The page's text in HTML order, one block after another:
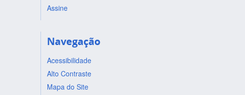
Assine
Navegação
Acessibilidade
Alto Contraste
Mapa do Site